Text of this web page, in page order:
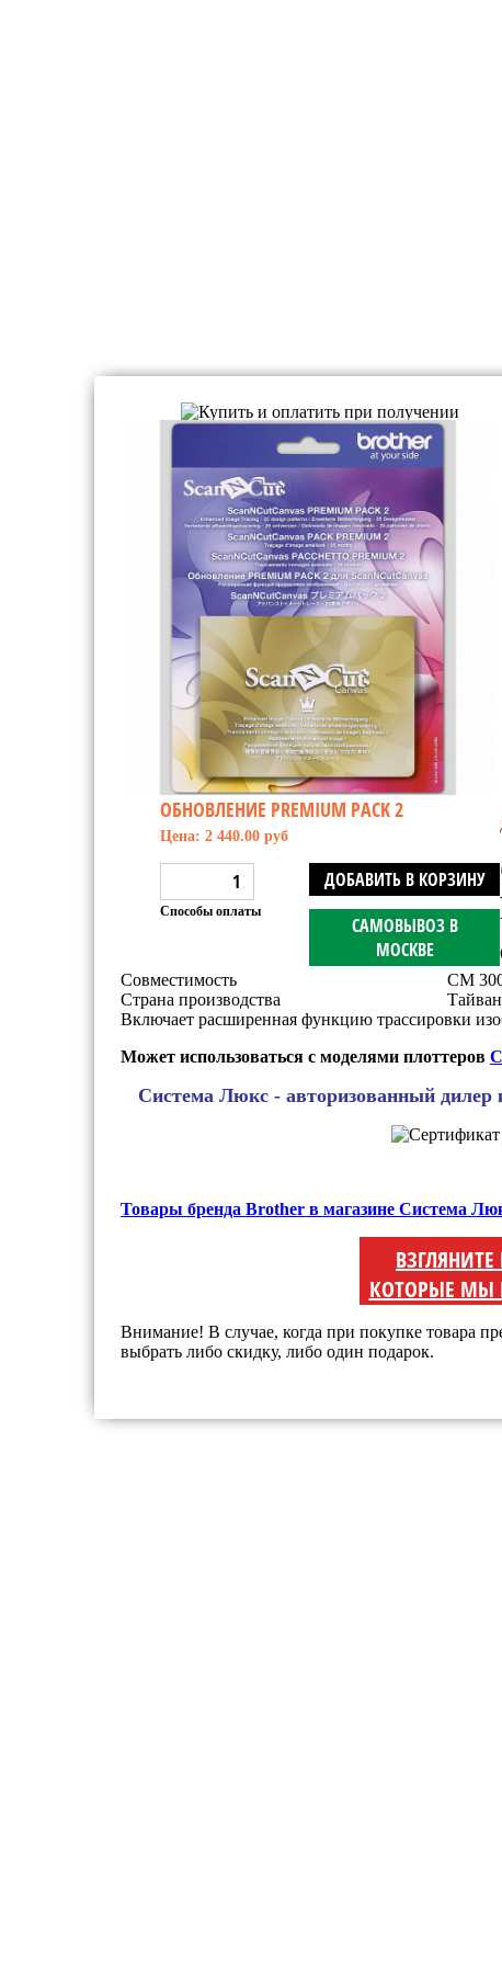
ОБНОВЛЕНИЕ PREMIUM PACK 2
Цена: 2 440.00 руб
ДОБАВИТЬ В КОРЗИНУ
САМОВЫВОЗ В
МОСКВЕ
Способы оплаты
Совместимость
CM
Страна производства
Включает расширенная функцию трассировки
Может использоваться с моделями плоттеров
Система Люкс - авторизованный
Товары бренда Brother в магазине Система
КОТОРЫЕ МЫ
Внимание! В случае, когда при покупке товара
выбрать либо скидку, либо один подарок.